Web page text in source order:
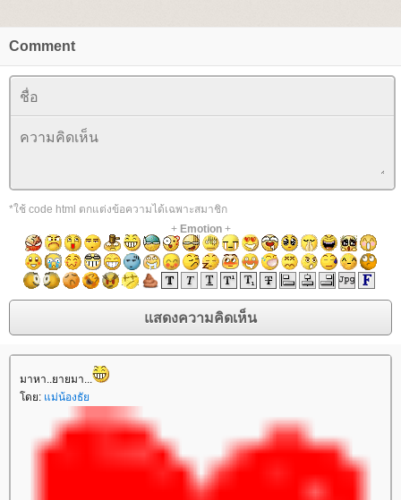
Comment
*ใช้ code html ตกแต่งข้อความได้เฉพาะสมาชิก
+ Emotion+
มาหา..ยายมา...
ดย: ม่น้องธั